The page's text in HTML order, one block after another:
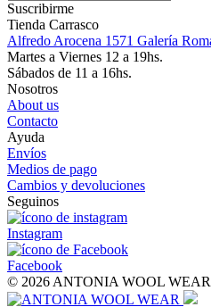
Suscribirme
Tienda Carrasco
Alfredo Arocena 1571 Galería
Martes a Viernes 12 a 19hs.
Sábados de 11 a 16hs.
Nosotros
About us
Contacto
Ayuda
Envíos
Medios de pago
Cambios y devoluciones
Seguinos
Instagram
Facebook
© 2026 ANTONIA WOOL WEAR